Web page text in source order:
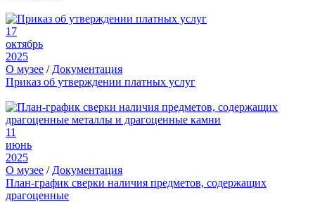
17
октябрь
2025
О музее / Документация
Приказ об утверждении платных услуг
11
июнь
2025
О музее / Документация
План-график сверки наличия предметов, содержащих
драгоценные